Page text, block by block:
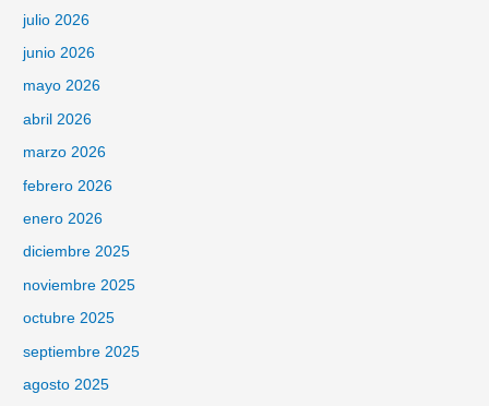
julio 2026
junio 2026
mayo 2026
abril 2026
marzo 2026
febrero 2026
enero 2026
diciembre 2025
noviembre 2025
octubre 2025
septiembre 2025
agosto 2025